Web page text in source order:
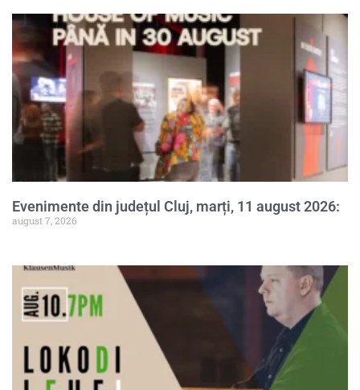
Evenimente din județul Cluj, marți, 11 august 2026:
august 7, 2026